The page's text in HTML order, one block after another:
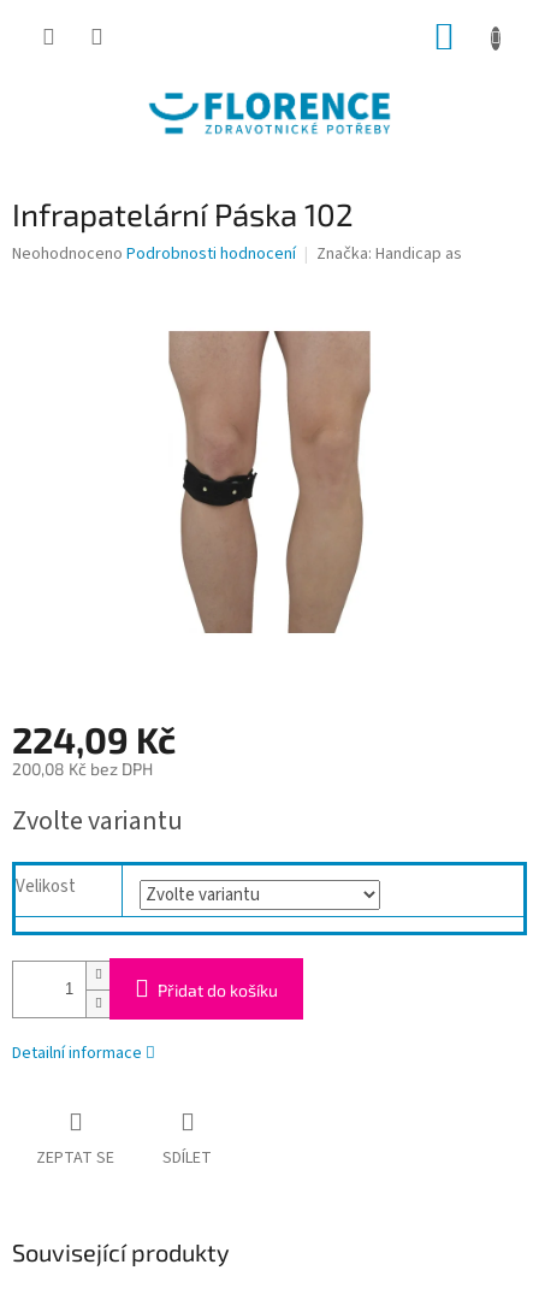
Infrapatelární Páska 102
Průměrné
Neohodnoceno Podrobnosti hodnocení Značka: Handicap as
224,09 Kč
200,08 Kč bez DPH
cena:
Zvolte variantu
Velikost
Přidat do košíku
Detailní informace
ZEPTAT SE SDÍLET
Související produkty